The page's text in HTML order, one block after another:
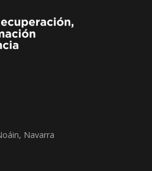
Navarra